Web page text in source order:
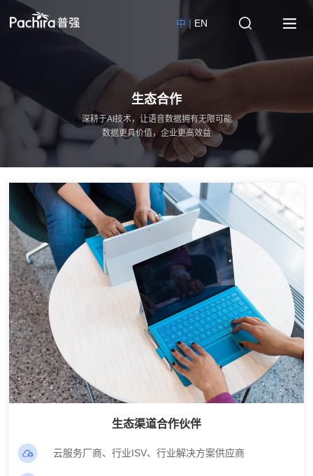
EN
中 |
生态合作
深耕于AI技术，让语音数据拥有无限可能
数据更具价值，企业更高效益
生态渠道合作伙伴
云服务厂商、行业ISV、行业解决方案供应商